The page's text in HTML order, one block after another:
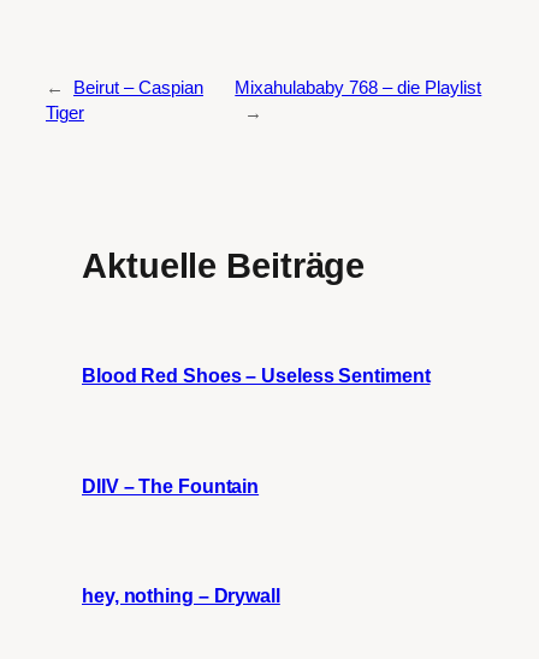
←
Beirut – Caspian
Tiger
Mixahulababy 768 – die Playlist
→
Aktuelle Beiträge
Blood Red Shoes – Useless Sentiment
DIIV – The Fountain
hey, nothing – Drywall